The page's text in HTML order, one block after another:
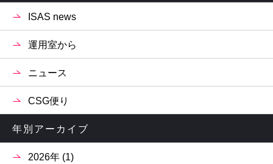
ISAS news
運用室から
ニュース
CSG便り
年別アーカイブ
2026年 (1)